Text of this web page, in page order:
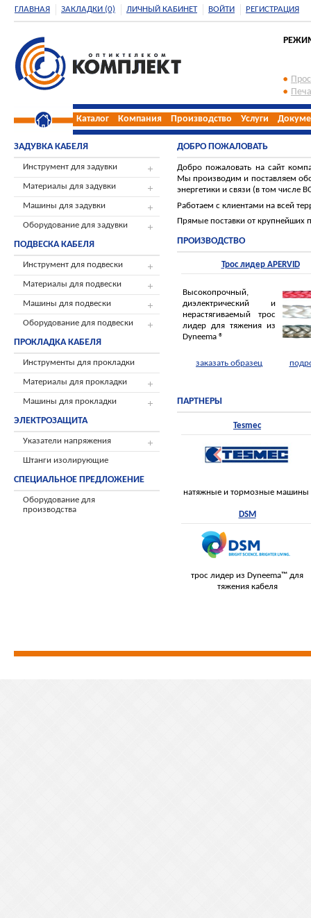
ГЛАВНАЯ ЗАКЛАДКИ (0) ЛИЧНЫЙ КАБИНЕТ ВОЙТИ РЕГИСТРАЦИЯ
Каталог Компания Производство Услуги
ЗАДУВКА КАБЕЛЯ
Инструмент для задувки
Материалы для задувки
Машины для задувки
Оборудование для задувки
ПОДВЕСКА КАБЕЛЯ
Инструмент для подвески
Материалы для подвески
Машины для подвески
Оборудование для подвески
ПРОКЛАДКА КАБЕЛЯ
Инструменты для прокладки
Материалы для прокладки
Машины для прокладки
ЭЛЕКТРОЗАЩИТА
Указатели напряжения
Штанги изолирующие
СПЕЦИАЛЬНОЕ ПРЕДЛОЖЕНИЕ
Оборудование для
производства
ДОБРО ПОЖАЛОВАТЬ
Добро пожаловать на сайт
Мы производим и поставляем
энергетики и связи (в том числе
Работаем с клиентами на всей
Прямые поставки от крупнейших
ПРОИЗВОДСТВО
Трос лидер APERVID
Высокопрочный,
диэлектрический и
нерастягиваемый трос
лидер для тяжения из
Dyneema ®
заказать образец
ПАРТНЕРЫ
Tesmec
натяжные и тормозные машины
DSM
трос лидер из Dyneema™ для
тяжения кабеля